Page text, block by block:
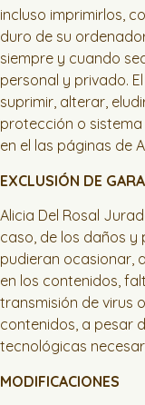
incluso imprimirlos,
duro de su
siempre y cuando
personal y privado.
suprimir, alterar,
protección o
en el las páginas de
EXCLUSIÓN DE
Alicia Del Rosal
caso, de los daños y
pudieran ocasionar,
en los contenidos,
transmisión de virus
contenidos, a pesar
tecnológicas
MODIFICACIONES